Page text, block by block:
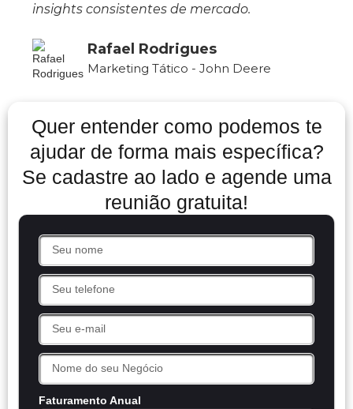
insights consistentes de mercado.
Rafael Rodrigues
Marketing Tático - John Deere
Quer entender como podemos te
ajudar de forma mais específica?
Se cadastre ao lado e agende uma
reunião gratuita!
Faturamento Anual